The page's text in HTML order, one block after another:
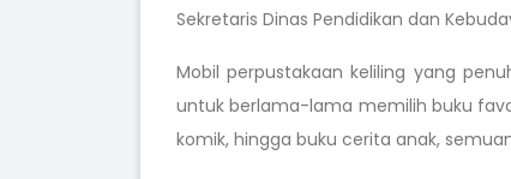
Sekretaris Dinas Pendidikan dan
Mobil perpustakaan keliling yang
untuk berlama-lama memilih buku
komik, hingga buku cerita anak,